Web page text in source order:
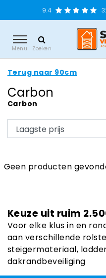
9.4
Menu Zoeken
Terug naar 90cm
Carbon
Carbon
Geen producten
Keuze uit ruim
Voor elke klus in en
aan verschillende
steigermateriaal,
dakrandbeveiliging